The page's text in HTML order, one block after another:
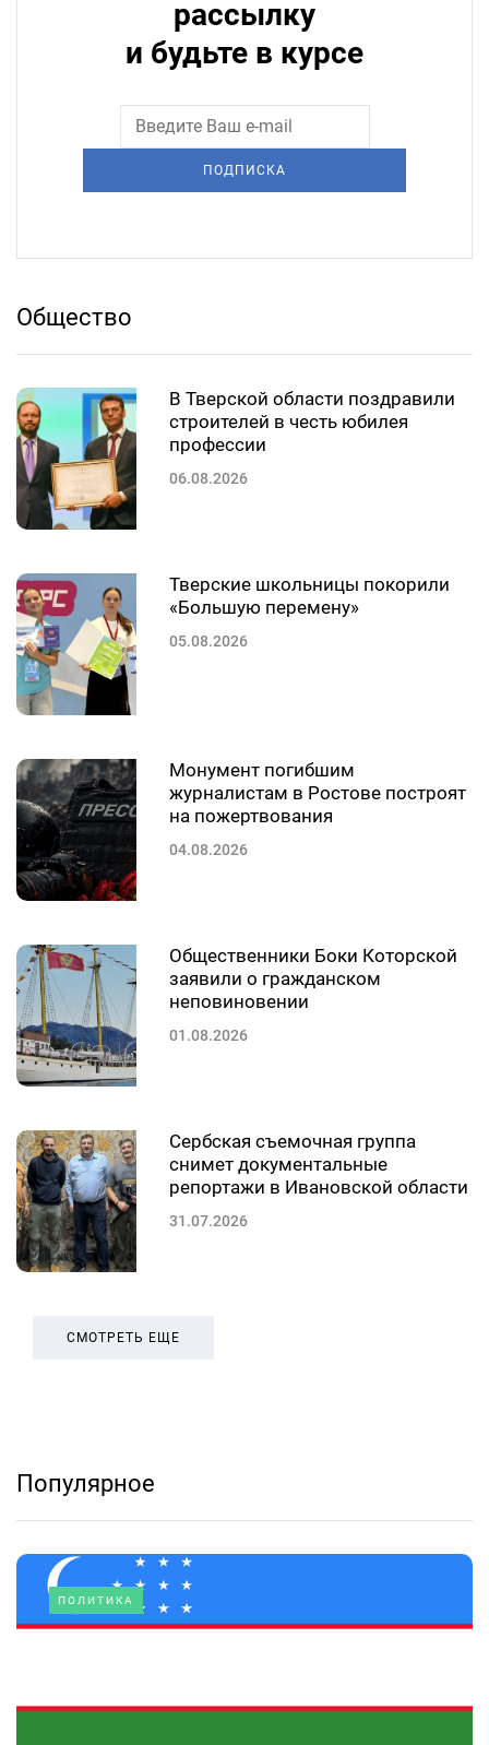
рассылку
и будьте в курсе
ПОДПИСКА
Общество
В Тверской области поздравили
строителей в честь юбилея
профессии
06.08.2026
Тверские школьницы покорили
«Большую перемену»
05.08.2026
Монумент погибшим
журналистам в Ростове построят
на пожертвования
04.08.2026
Общественники Боки Которской
заявили о гражданском
неповиновении
01.08.2026
Сербская съемочная группа
снимет документальные
репортажи в Ивановской области
31.07.2026
СМОТРЕТЬ ЕЩЕ
Популярное
ПОЛИТИКА